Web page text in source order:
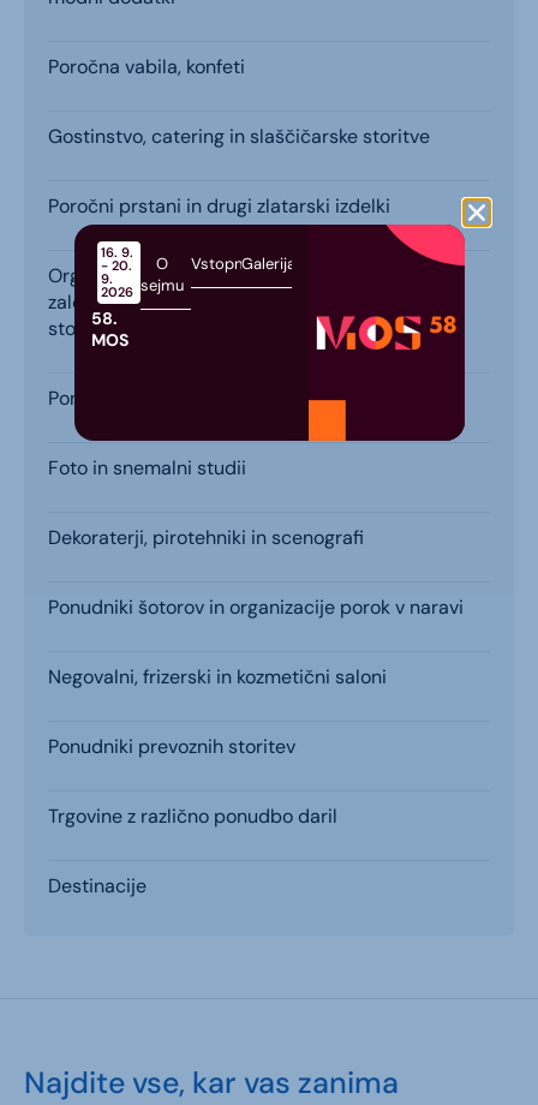
Poročna vabila, konfeti
Gostinstvo, catering in slaščičarske storitve
Poročni prstani in drugi zlatarski izdelki
Organizacija slovesnosti, poročne agencije,
založnik poročnih revij in spletni ponudniki
storitev
Ponudniki animacijskih programov
Foto in snemalni studii
Dekoraterji, pirotehniki in scenografi
Ponudniki šotorov in organizacije porok v naravi
Negovalni, frizerski in kozmetični saloni
Ponudniki prevoznih storitev
Trgovine z različno ponudbo daril
Destinacije
Najdite vse, kar vas zanima
58.
MOS
16. 9.
- 20.
9.
2026
O
sejmu
VstopniceGalerija